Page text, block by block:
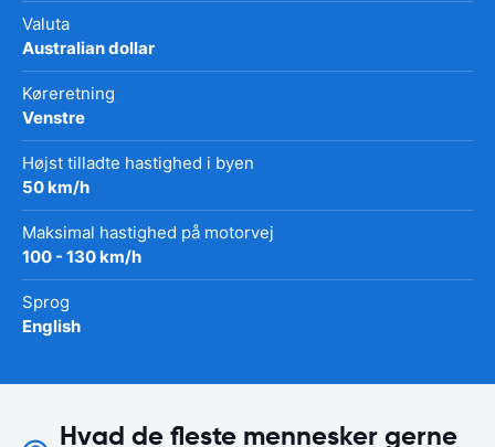
Valuta
Australian dollar
Køreretning
Venstre
Højst tilladte hastighed i byen
50 km/h
Maksimal hastighed på motorvej
100 - 130 km/h
Sprog
English
Hvad de fleste mennesker gerne